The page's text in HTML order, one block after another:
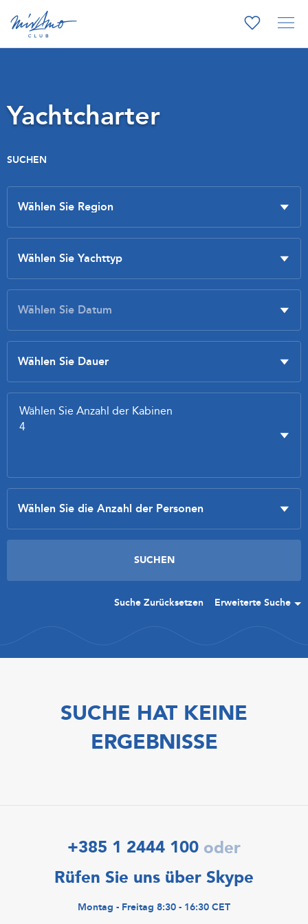
Yachtcharter
SUCHEN
Suche Zurücksetzen Erweiterte Suche
SUCHE HAT KEINE
ERGEBNISSE
+385 1 2444 100 oder
Rüfen Sie uns über Skype
Montag - Freitag 8:30 - 16:30 CET